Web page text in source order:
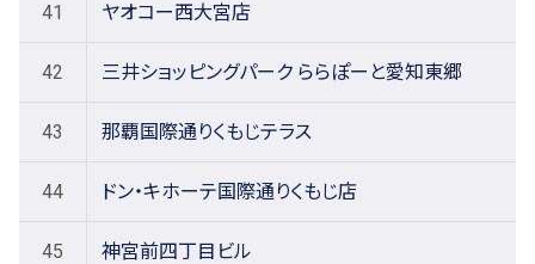
41 ヤオコー西大宮店
42 三井ショッピングパーク ららぽーと愛知東郷
43 那覇国際通りくもじテラス
44 ドン・キホーテ国際通りくもじ店
45 神宮前四丁目ビル